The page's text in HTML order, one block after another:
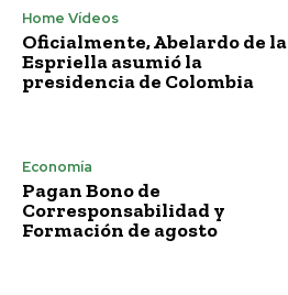
Home Vídeos
Oficialmente, Abelardo de la
Espriella asumió la
presidencia de Colombia
Economía
Pagan Bono de
Corresponsabilidad y
Formación de agosto